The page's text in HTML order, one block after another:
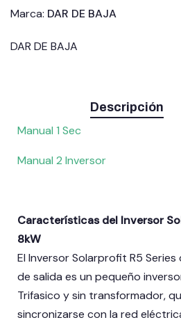
Marca: DAR DE BAJA
DAR DE BAJA
Descripción
Manual 1 Sec
Manual 2 Inversor
Características del Inversor
8kW
El Inversor Solarprofit R5
de salida es un pequeño
Trifasico y sin transformador,
sincronizarse con la red